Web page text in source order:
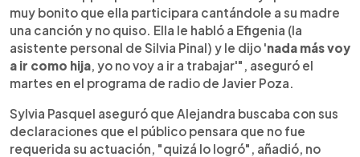
muy bonito que ella participara cantándole a su madre
una canción y no quiso. Ella le habló a Efigenia (la
asistente personal de Silvia Pinal) y le dijo 'nada más voy
a ir como hija , yo no voy a ir a trabajar'", aseguró el
martes en el programa de radio de Javier Poza.
Sylvia Pasquel aseguró que Alejandra buscaba con sus
declaraciones que el público pensara que no fue
requerida su actuación, "quizá lo logró", añadió, no